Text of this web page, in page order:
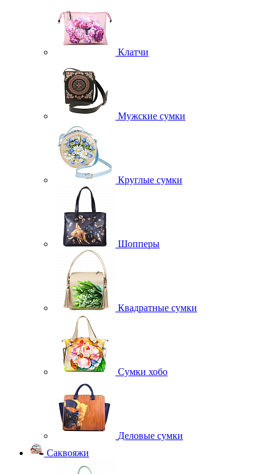
Клатчи
Мужские сумки
Круглые сумки
Шопперы
Квадратные сумки
Сумки хобо
Деловые сумки
Саквояжи